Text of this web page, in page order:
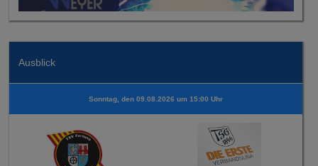
Ausblick
Sonntag, den 09.08.2026 um 15:00 Uhr